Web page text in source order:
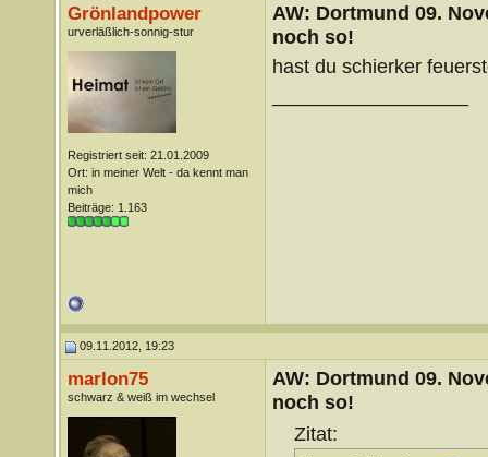
Grönlandpower
urverläßlich-sonnig-stur
Registriert seit: 21.01.2009
Ort: in meiner Welt - da kennt man
mich
Beiträge: 1.163
AW: Dortmund 09.
noch so!
hast du schierker
09.11.2012, 19:23
marlon75
schwarz & weiß im wechsel
AW: Dortmund 09.
noch so!
Zitat: